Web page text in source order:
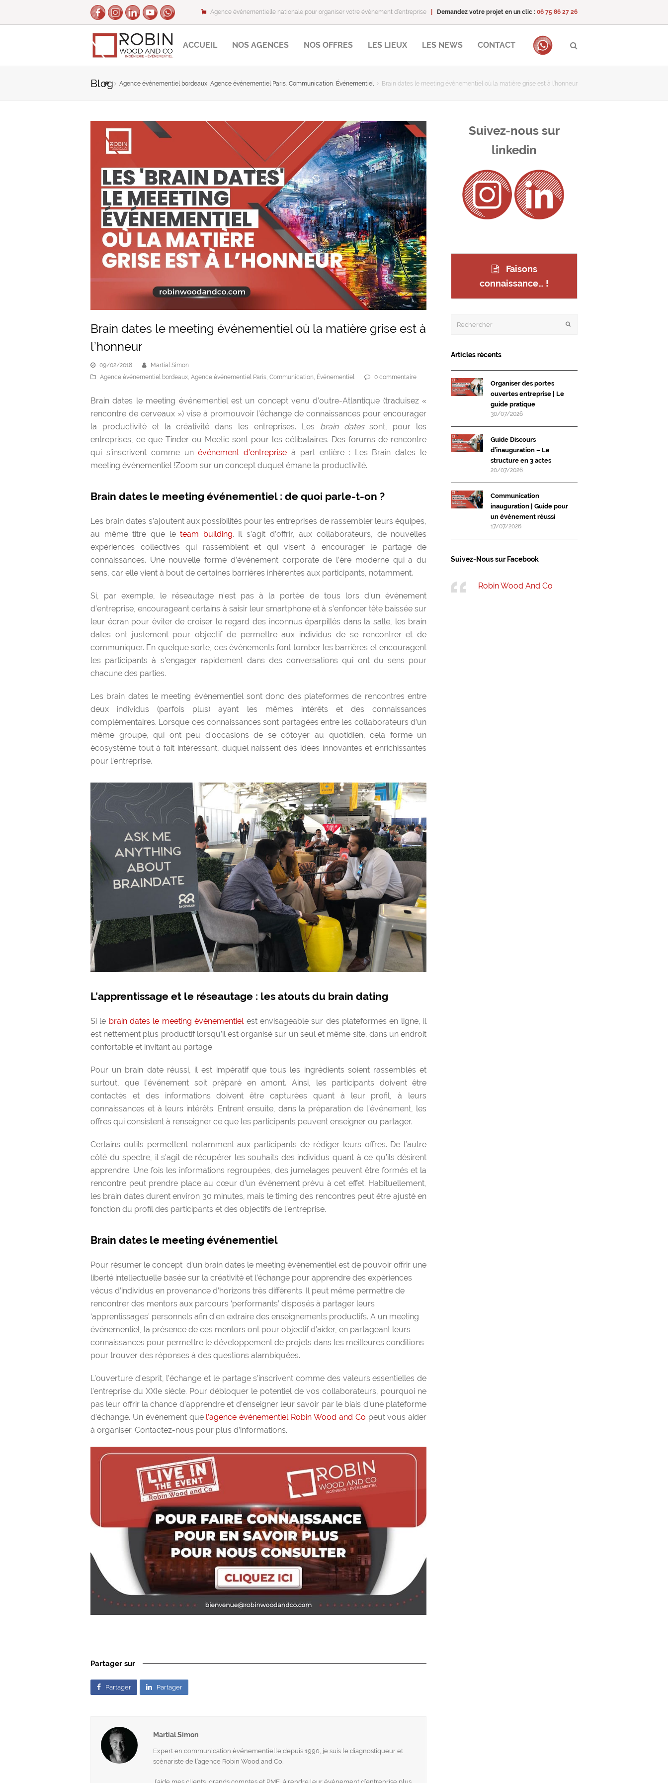
Agence événementielle nationale pour organiser votre événement d’entreprise Demandez votre projet en un clic : 06 75 86 27 26
ACCUEIL NOS AGENCES NOS OFFRES LES LIEUX LES NEWS CONTACT
Blog Agence événementiel bordeaux Agence événementiel Paris Communication Événementiel Brain dates le meeting événementiel où la matière grise est à l’honneur
Brain dates le meeting événementiel où la matière grise est à
l’honneur
09/02/2018
Martial Simon
Agence événementiel bordeaux, Agence événementiel Paris, Communication, Événementiel 0 commentaire
Brain dates le meeting événementiel est un concept venu d’outre-Atlantique (traduisez «
rencontre de cerveaux ») vise à promouvoir l’échange de connaissances pour encourager
la productivité et la créativité dans les entreprises. Les brain datessont, pour les
entreprises, ce que Tinder ou Meetic sont pour les célibataires. Des forums de rencontre
qui s’inscrivent comme unévénement d’entreprise à part entière : Les Brain dates le
meeting événementiel !Zoom sur un concept duquel émane la productivité.
Brain dates le meeting événementiel : de quoi parle-t-on ?
Les brain dates s’ajoutent aux possibilités pour les entreprises de rassembler leurs équipes,
au même titre que leteam building. Il s’agit d’offrir, aux collaborateurs, de nouvelles
expériences collectives qui rassemblent et qui visent à encourager le partage de
connaissances. Une nouvelle forme d’événement corporate de l’ère moderne qui a du
sens, car elle vient à bout de certaines barrières inhérentes aux participants, notamment.
Si, par exemple, le réseautage n’est pas à la portée de tous lors d’un événement
d’entreprise, encourageant certains à saisir leur smartphone et à s’enfoncer tête baissée sur
leur écran pour éviter de croiser le regard des inconnus éparpillés dans la salle, les brain
dates ont justement pour objectif de permettre aux individus de se rencontrer et de
communiquer. En quelque sorte, ces événements font tomber les barrières et encouragent
les participants à s’engager rapidement dans des conversations qui ont du sens pour
chacune des parties.
Les brain dates le meeting événementiel sont donc des plateformes de rencontres entre
deux individus (parfois plus) ayant les mêmes intérêts et des connaissances
complémentaires. Lorsque ces connaissances sont partagées entre les collaborateurs d’un
même groupe, qui ont peu d’occasions de se côtoyer au quotidien, cela forme un
écosystème tout à fait intéressant, duquel naissent des idées innovantes et enrichissantes
pour l’entreprise.
L’apprentissage et le réseautage : les atouts du brain dating
Si le brain dates le meeting événementiel est envisageable sur des plateformes en ligne, il
est nettement plus productif lorsqu’il est organisé sur un seul et même site, dans un endroit
confortable et invitant au partage.
Pour un brain date réussi, il est impératif que tous les ingrédients soient rassemblés et
surtout, que l’événement soit préparé en amont. Ainsi, les participants doivent être
contactés et des informations doivent être capturées quant à leur profil, à leurs
connaissances et à leurs intérêts. Entrent ensuite, dans la préparation de l’événement, les
offres qui consistent à renseigner ce que les participants peuvent enseigner ou partager.
Certains outils permettent notamment aux participants de rédiger leurs offres. De l’autre
côté du spectre, il s’agit de récupérer les souhaits des individus quant à ce qu’ils désirent
apprendre. Une fois les informations regroupées, des jumelages peuvent être formés et la
rencontre peut prendre place au cœur d’un événement prévu à cet effet. Habituellement,
les brain dates durent environ 30 minutes, mais le timing des rencontres peut être ajusté en
fonction du profil des participants et des objectifs de l’entreprise.
Brain dates le meeting événementiel
Pour résumer le concept d’un brain dates le meeting événementiel est de pouvoir offrir une
liberté intellectuelle basée sur la créativité et l’échange pour apprendre des expériences
vécus d’individus en provenance d’horizons très différents. Il peut même permettre de
rencontrer des mentors aux parcours ‘performants’ disposés à partager leurs
‘apprentissages’ personnels afin d’en extraire des enseignements productifs. A un meeting
événementiel , la présence de ces mentors ont pour objectif d’aider, en partageant leurs
connaissances pour permettre le développement de projets dans les meilleures conditions
pour trouver des réponses à des questions alambiquées.
L’ouverture d’esprit, l’échange et le partage s’inscrivent comme des valeurs essentielles de
l’entreprise du XXIe siècle. Pour débloquer le potentiel de vos collaborateurs, pourquoi ne
pas leur offrir la chance d’apprendre et d’enseigner leur savoir par le biais d’une plateforme
d’échange. Un événement que l’agence événementiel Robin Wood and Co peut vous aider
à organiser. Contactez-nous pour plus d’informations.
Partager sur
Partager Partager
Martial Simon
Expert en communication événementielle depuis 1990, je suis le diagnostiqueur et
scénariste de l’agence Robin Wood and Co.
Suivez-nous sur
linkedin
Faisons
connaissance… !
Articles récents
Organiser des portes
ouvertes entreprise | Le
guide pratique
30/07/2026
Guide Discours
d’inauguration – La
structure en 3 actes
20/07/2026
Communication
inauguration | Guide pour
un événement réussi
17/07/2026
Suivez-Nous sur Facebook
Robin Wood And Co